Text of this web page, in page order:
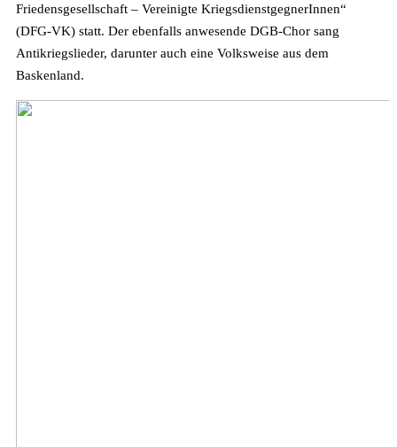
Friedensgesellschaft – Vereinigte KriegsdienstgegnerInnen“
(DFG-VK) statt. Der ebenfalls anwesende DGB-Chor sang
Antikriegslieder, darunter auch eine Volksweise aus dem
Baskenland.